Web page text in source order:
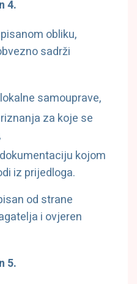
4.
obliku,
sadrži
samouprave,
za koje se
kojom
iz prijedloga.
od strane
i ovjeren
5.